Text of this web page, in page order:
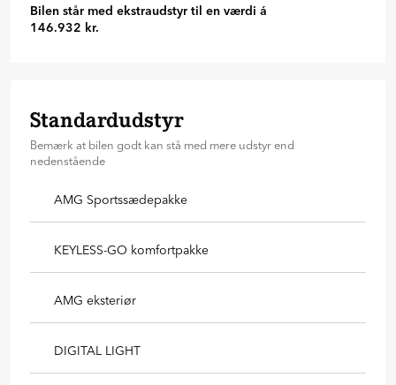
Bilen står med ekstraudstyr til en værdi á
146.932 kr.
Standardudstyr
Bemærk at bilen godt kan stå med mere udstyr end
nedenstående
AMG Sportssædepakke
KEYLESS-GO komfortpakke
AMG eksteriør
DIGITAL LIGHT